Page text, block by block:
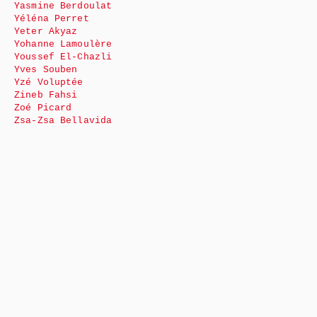
Yasmine Berdoulat
Yéléna Perret
Yeter Akyaz
Yohanne Lamoulère
Youssef El-Chazli
Yves Souben
Yzé Voluptée
Zineb Fahsi
Zoé Picard
Zsa-Zsa Bellavida